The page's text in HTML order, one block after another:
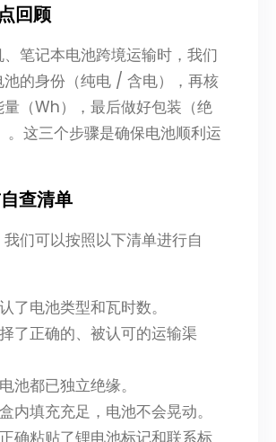
回顾
笔记本电池跨境运输时，我们
池的身份（纯电 / 含电），再核
（Wh），最后做好包装（绝
。这三个步骤是确保电池顺利运
查清单
们可以按照以下清单进行自
了电池类型和瓦时数。
了正确的、被认可的运输渠
池都已独立绝缘。
内填充充足，电池不会晃动。
确粘贴了锂电池标记和联系标